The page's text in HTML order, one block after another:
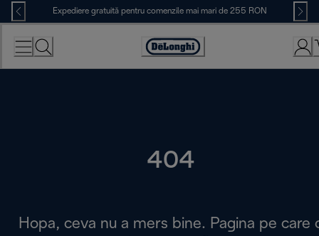
Skip
to
Content
Expediere gratuită pentru comenzile mai mari de 255 RON
Accessibility
Statement
404
Hopa, ceva nu a mers bine. Pagina pe care